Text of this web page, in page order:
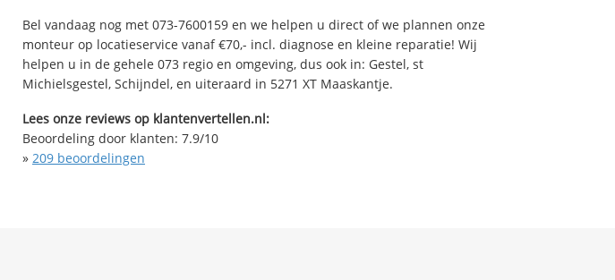
Bel vandaag nog met 073-7600159 en we helpen u direct of we plannen onze
monteur op locatieservice vanaf €70,- incl. diagnose en kleine reparatie! Wij
helpen u in de gehele 073 regio en omgeving, dus ook in: Gestel, st
Michielsgestel, Schijndel, en uiteraard in 5271 XT Maaskantje.
Lees onze reviews op klantenvertellen.nl:
Beoordeling door klanten: 7.9/10
» 209 beoordelingen